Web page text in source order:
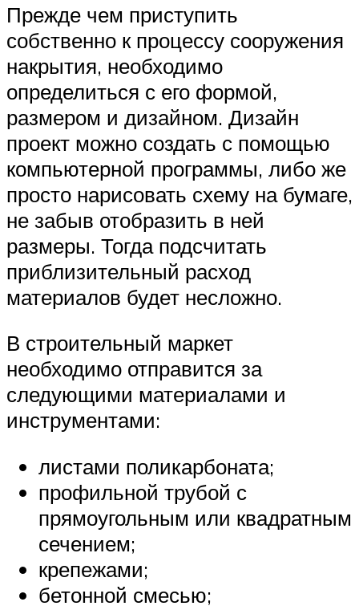
Прежде чем приступить
собственно к процессу сооружения
накрытия, необходимо
определиться с его формой,
размером и дизайном. Дизайн
проект можно создать с помощью
компьютерной программы, либо же
просто нарисовать схему на бумаге,
не забыв отобразить в ней
размеры. Тогда подсчитать
приблизительный расход
материалов будет несложно.
В строительный маркет
необходимо отправится за
следующими материалами и
инструментами:
листами поликарбоната;
профильной трубой с
прямоугольным или квадратным
сечением;
крепежами;
бетонной смесью;